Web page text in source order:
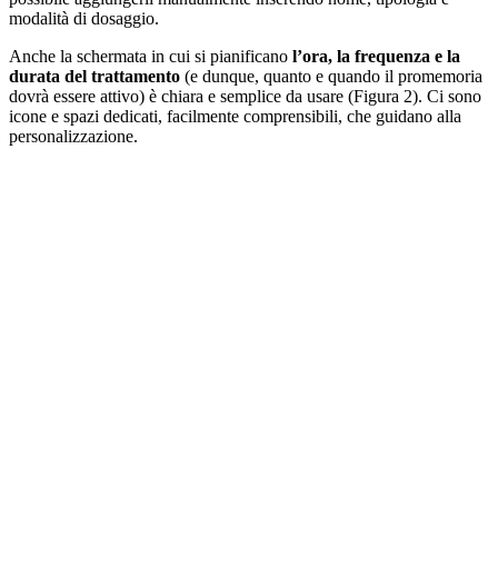
modalità di dosaggio.
Anche la schermata in cui si pianificano l’ora, la frequenza e la
durata del trattamento (e dunque, quanto e quando il promemoria
dovrà essere attivo) è chiara e semplice da usare (Figura 2). Ci sono
icone e spazi dedicati, facilmente comprensibili, che guidano alla
personalizzazione.